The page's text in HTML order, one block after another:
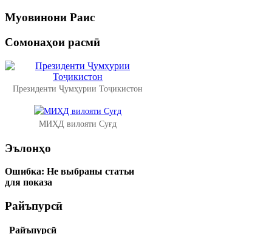
Муовинони Раис
Сомонаҳои расмӣ
Президенти Ҷумҳурии Тоҷикистон
МИҲД вилояти Суғд
Эълонҳо
Ошибка: Не выбраны статьи
для показа
Райъпурсӣ
Райъпурсӣ